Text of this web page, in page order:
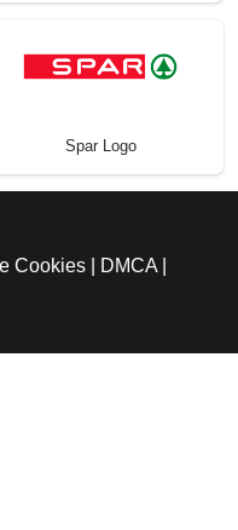
Spar Logo
Cookies DMCA